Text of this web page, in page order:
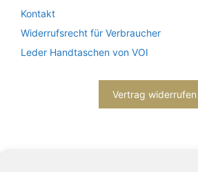
Kontakt
Widerrufsrecht für Verbraucher
Leder Handtaschen von VOI
Vertrag widerrufen